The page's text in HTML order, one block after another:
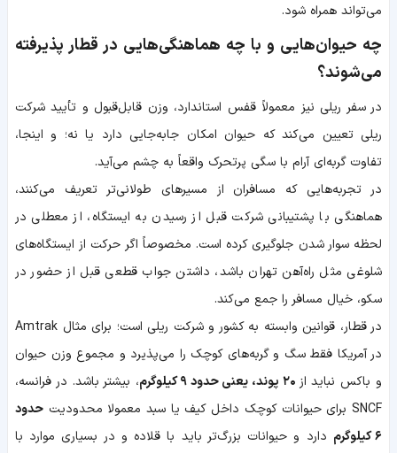
می‌تواند همراه شود.
چه حیوان‌هایی و با چه هماهنگی‌هایی در قطار پذیرفته
می‌شوند؟
در سفر ریلی نیز معمولاً قفس استاندارد، وزن قابل‌قبول و تأیید شرکت
ریلی تعیین می‌کند که حیوان امکان جابه‌جایی دارد یا نه؛ و اینجا،
تفاوت گربه‌ای آرام با سگی پرتحرک واقعاً به چشم می‌آید.
در تجربه‌هایی که مسافران از مسیرهای طولانی‌تر تعریف می‌کنند،
هماهنگی با پشتیبانی شرکت قبل از رسیدن به ایستگاه، از معطلی در
لحظه سوار شدن جلوگیری کرده است. مخصوصاً اگر حرکت از ایستگاه‌های
شلوغی مثل راه‌آهن تهران باشد، داشتن جواب قطعی قبل از حضور در
سکو، خیال مسافر را جمع می‌کند.
در قطار، قوانین وابسته به کشور و شرکت ریلی است؛ برای مثال Amtrak
در آمریکا فقط سگ و گربه‌های کوچک را می‌پذیرد و مجموع وزن حیوان
و باکس نباید از
، بیشتر باشد. در فرانسه،
SNCF برای حیوانات کوچک داخل کیف یا سبد معمولا محدودیت
حدود
۶ کیلوگرم
دارد و حیوانات بزرگ‌تر باید با قلاده و در بسیاری موارد با